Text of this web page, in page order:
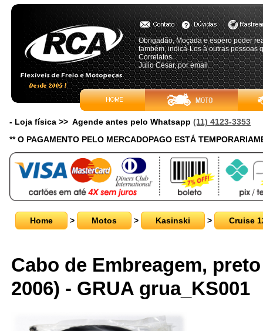
Obrigadão, Moçada e espero poder
também, indicá-Los à outras pessoas
Correlatos.
Júlio César, por email
- Loja física >> Agende antes pelo Whatsapp (11) 4123-3353
** O PAGAMENTO PELO MERCADOPAGO ESTÁ
Home > Motos > Kasinski > Cruise
Cabo de Embreagem,
2006) - GRUA grua_KS001